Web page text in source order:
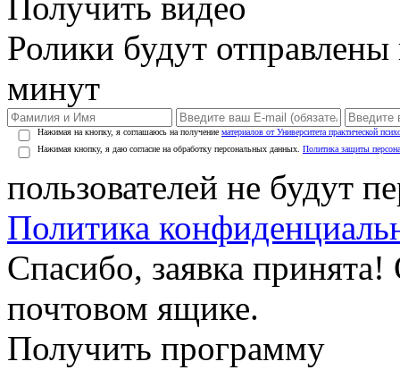
Ролики будут
минут
Нажимая на кнопку, я соглашаюсь на получение материалов от Университета практической
Нажимая кнопку, я даю согласие на обработку персональных данных. Политика защиты
пользователей не будут
Политика
Спасибо, заявка
почтовом ящике.
Получить программу